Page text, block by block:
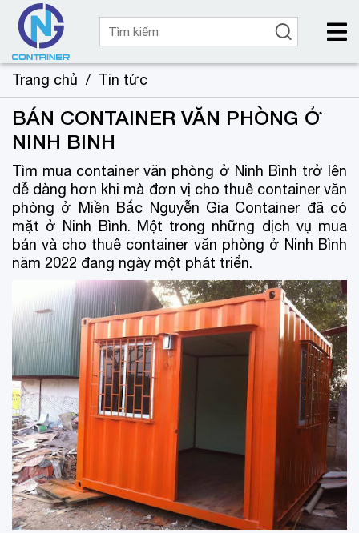
Trang chủ / Tin tức
BÁN CONTAINER VĂN PHÒNG Ở
NINH BINH
Tìm mua container văn phòng ở Ninh Bình trở lên
dễ dàng hơn khi mà đơn vị cho thuê container văn
phòng ở Miền Bắc Nguyễn Gia Container đã có
mặt ở Ninh Bình. Một trong những dịch vụ mua
bán và cho thuê container văn phòng ở Ninh Bình
năm 2022 đang ngày một phát triển.